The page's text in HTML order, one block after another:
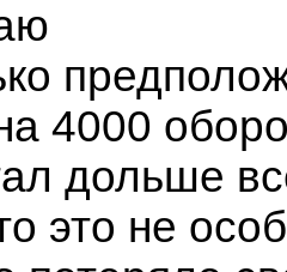
4000
дольше
это не